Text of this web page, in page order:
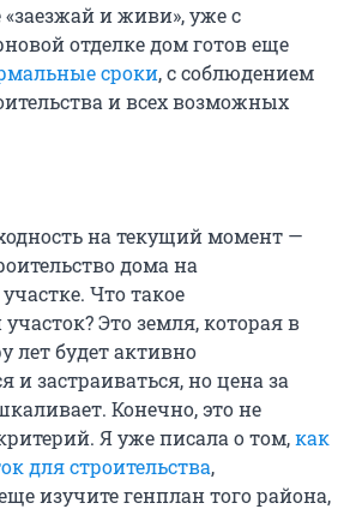
«заезжай и живи», уже с
отделке дом готов еще
сроки, с соблюдением
и всех возможных
на текущий момент —
дома на
Что такое
Это земля, которая в
лет будет активно
и застраиваться, но цена за
Конечно, это не
Я уже писала о том,как
для строительства,
изучите генплан того района,